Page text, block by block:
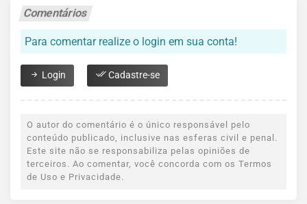
Comentários
Para comentar realize o login em sua conta!
Login Cadastre-se
O autor do comentário é o único responsável pelo
conteúdo publicado, inclusive nas esferas civil e penal.
Este site não se responsabiliza pelas opiniões de
terceiros. Ao comentar, você concorda com os Termos
de Uso e Privacidade.